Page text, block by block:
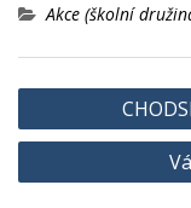
Akce (školní
Navigace
pro